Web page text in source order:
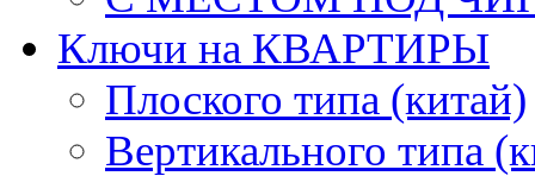
Ключи на КВАРТИРЫ
Плоского типа (китай)
Вертикального типа